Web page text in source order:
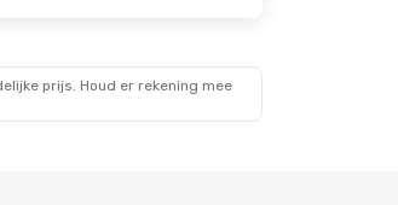
prijs. Houd er rekening mee